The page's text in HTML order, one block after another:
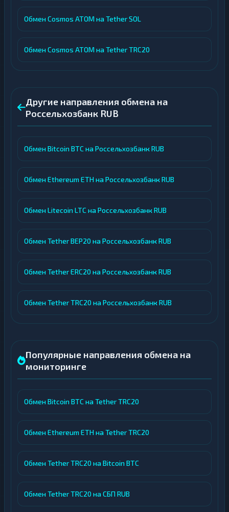
Обмен Cosmos ATOM на Tether SOL
Обмен Cosmos ATOM на Tether TRC20
Другие направления обмена на
Россельхозбанк RUB
Обмен Bitcoin BTC на Россельхозбанк RUB
Обмен Ethereum ETH на Россельхозбанк RUB
Обмен Litecoin LTC на Россельхозбанк RUB
Обмен Tether BEP20 на Россельхозбанк RUB
Обмен Tether ERC20 на Россельхозбанк RUB
Обмен Tether TRC20 на Россельхозбанк RUB
Популярные направления обмена на
мониторинге
Обмен Bitcoin BTC на Tether TRC20
Обмен Ethereum ETH на Tether TRC20
Обмен Tether TRC20 на Bitcoin BTC
Обмен Tether TRC20 на СБП RUB